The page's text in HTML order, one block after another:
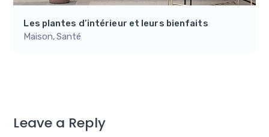
Les plantes d’intérieur et leurs bienfaits
Maison,Santé
Leave a Reply